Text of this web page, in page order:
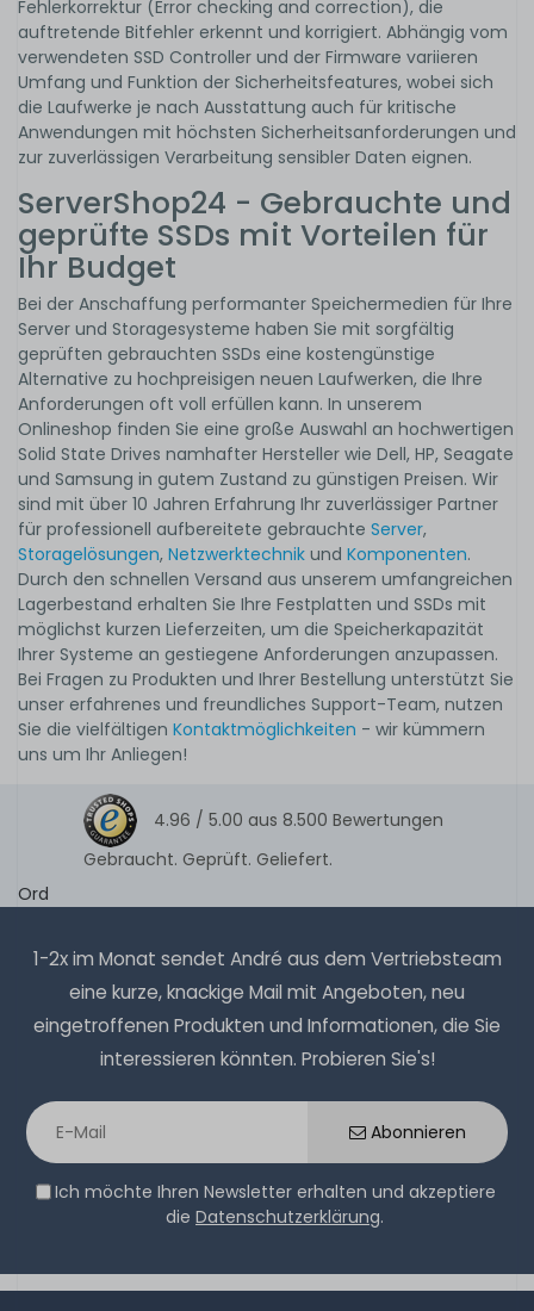
Fehlerkorrektur (Error checking and correction), die
auftretende Bitfehler erkennt und korrigiert. Abhängig vom
verwendeten SSD Controller und der Firmware variieren
Umfang und Funktion der Sicherheitsfeatures, wobei sich
die Laufwerke je nach Ausstattung auch für kritische
Anwendungen mit höchsten Sicherheitsanforderungen und
zur zuverlässigen Verarbeitung sensibler Daten eignen.
ServerShop24 - Gebrauchte und
geprüfte SSDs mit Vorteilen für
Ihr Budget
Bei der Anschaffung performanter Speichermedien für Ihre
Server und Storagesysteme haben Sie mit sorgfältig
geprüften gebrauchten SSDs eine kostengünstige
Alternative zu hochpreisigen neuen Laufwerken, die Ihre
Anforderungen oft voll erfüllen kann. In unserem
Onlineshop finden Sie eine große Auswahl an hochwertigen
Solid State Drives namhafter Hersteller wie Dell, HP, Seagate
und Samsung in gutem Zustand zu günstigen Preisen. Wir
sind mit über 10 Jahren Erfahrung Ihr zuverlässiger Partner
für professionell aufbereitete gebrauchte Server,
Storagelösungen, Netzwerktechnik und Komponenten.
Durch den schnellen Versand aus unserem umfangreichen
Lagerbestand erhalten Sie Ihre Festplatten und SSDs mit
möglichst kurzen Lieferzeiten, um die Speicherkapazität
Ihrer Systeme an gestiegene Anforderungen anzupassen.
Bei Fragen zu Produkten und Ihrer Bestellung unterstützt Sie
unser erfahrenes und freundliches Support-Team, nutzen
Sie die vielfältigen Kontaktmöglichkeiten - wir kümmern
uns um Ihr Anliegen!
4.96 / 5.00 aus 8.500 Bewertungen
Gebraucht. Geprüft. Geliefert.
Ord
1-2x im Monat sendet André aus dem Vertriebsteam
eine kurze, knackige Mail mit Angeboten, neu
eingetroffenen Produkten und Informationen, die Sie
interessieren könnten. Probieren Sie's!
Abonnieren
Ich möchte Ihren Newsletter erhalten und akzeptiere
die Datenschutzerklärung.